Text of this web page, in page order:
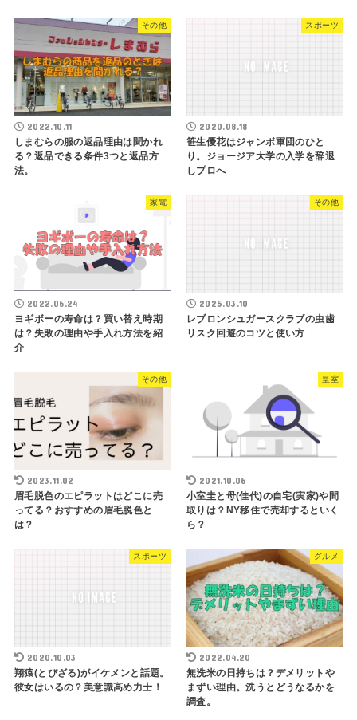
その他
2022.10.11
しまむらの服の返品理由は聞かれ
る？返品できる条件3つと返品方
法。
スポーツ
2020.08.18
笹生優花はジャンボ軍団のひと
り。ジョージア大学の入学を辞退
しプロへ
家電
2022.06.24
ヨギボーの寿命は？買い替え時期
は？失敗の理由や手入れ方法を紹
介
その他
2025.03.10
レブロンシュガースクラブの虫歯
リスク回避のコツと使い方
その他
2023.11.02
眉毛脱色のエピラットはどこに売
ってる？おすすめの眉毛脱色と
は？
皇室
2021.10.06
小室圭と母(佳代)の自宅(実家)や間
取りは？NY移住で売却するといく
ら？
スポーツ
2020.10.03
翔猿(とびざる)がイケメンと話題。
彼女はいるの？美意識高め力士！
グルメ
2022.04.20
無洗米の日持ちは？デメリットや
まずい理由。洗うとどうなるかを
調査。